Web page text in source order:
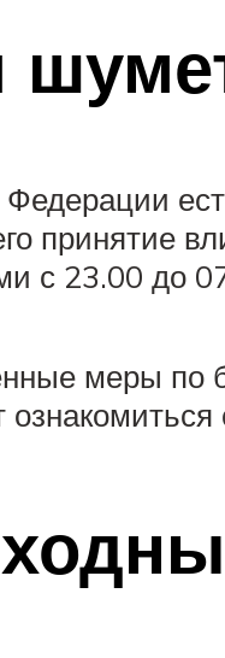
принятие
с 23.00 до
меры